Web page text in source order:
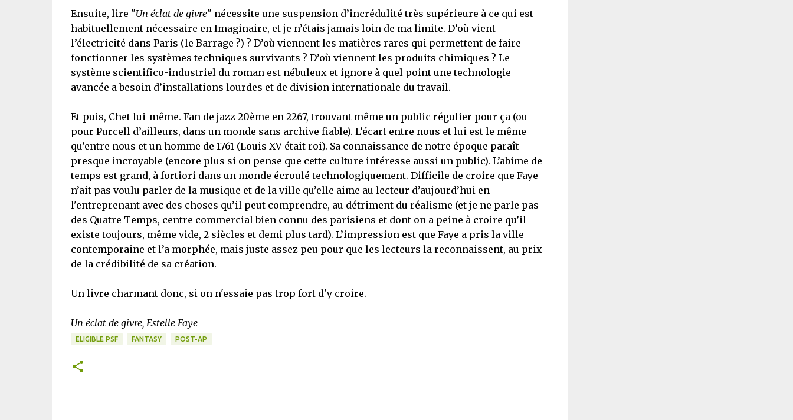
Ensuite, lire "Un éclat de givre" nécessite une suspension d’incrédulité très supérieure à ce qui est
habituellement nécessaire en Imaginaire, et je n’étais jamais loin de ma limite. D’où vient
l’électricité dans Paris (le Barrage ?) ? D’où viennent les matières rares qui permettent de faire
fonctionner les systèmes techniques survivants ? D’où viennent les produits chimiques ? Le
système scientifico-industriel du roman est nébuleux et ignore à quel point une technologie
avancée a besoin d’installations lourdes et de division internationale du travail.
Et puis, Chet lui-même. Fan de jazz 20ème en 2267, trouvant même un public régulier pour ça (ou
pour Purcell d’ailleurs, dans un monde sans archive fiable). L’écart entre nous et lui est le même
qu’entre nous et un homme de 1761 (Louis XV était roi). Sa connaissance de notre époque paraît
presque incroyable (encore plus si on pense que cette culture intéresse aussi un public). L’abime de
temps est grand, à fortiori dans un monde écroulé technologiquement. Difficile de croire que Faye
n’ait pas voulu parler de la musique et de la ville qu’elle aime au lecteur d’aujourd’hui en
l'entreprenant avec des choses qu’il peut comprendre, au détriment du réalisme (et je ne parle pas
des Quatre Temps, centre commercial bien connu des parisiens et dont on a peine à croire qu’il
existe toujours, même vide, 2 siècles et demi plus tard). L’impression est que Faye a pris la ville
contemporaine et l’a morphée, mais juste assez peu pour que les lecteurs la reconnaissent, au prix
de la crédibilité de sa création.
Un livre charmant donc, si on n'essaie pas trop fort d'y croire.
Un éclat de givre, Estelle Faye
ELIGIBLE PSF FANTASY POST-AP